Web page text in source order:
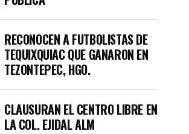
RECONOCEN A FUTBOLISTAS DE
TEQUIXQUIAC QUE GANARON EN
TEZONTEPEC, HGO.
CLAUSURAN EL CENTRO LIBRE EN
LA COL. EJIDAL ALM